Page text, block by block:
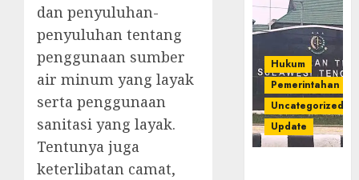
dan penyuluhan-
penyuluhan tentang
penggunaan sumber
air minum yang layak
serta penggunaan
sanitasi yang layak.
Tentunya juga
keterlibatan camat,
Hukum
Pemerintahan
Uncategorized
Update